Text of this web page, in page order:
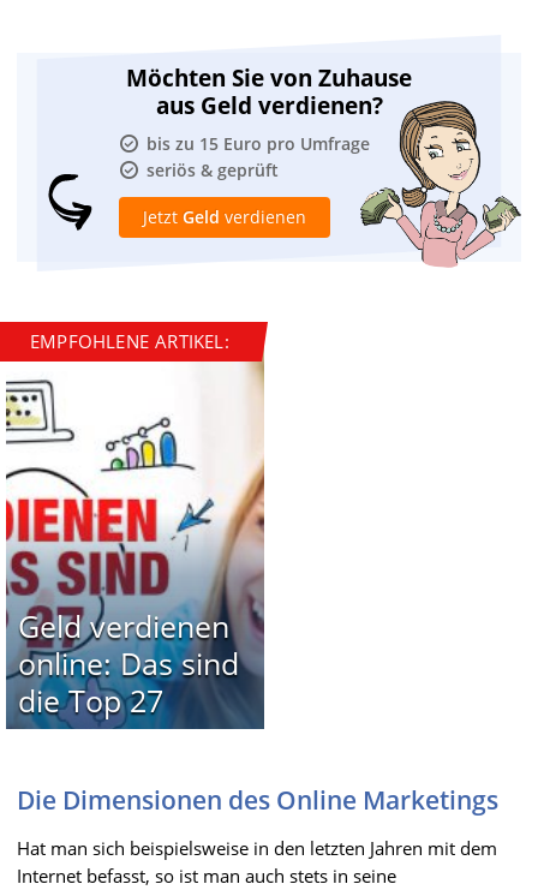
Möchten Sie von Zuhause
aus Geld verdienen?
bis zu 15 Euro pro Umfrage
seriös & geprüft
Jetzt Geld verdienen
EMPFOHLENE ARTIKEL:
Geld verdienen
online: Das sind
die Top 27
Die Dimensionen des Online Marketings
Hat man sich beispielsweise in den letzten Jahren mit dem
Internet befasst, so ist man auch stets in seine